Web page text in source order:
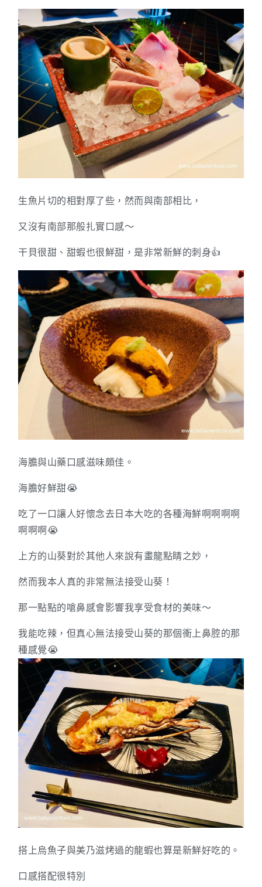
生魚片切的相對厚了些，然而與南部相比，
又沒有南部那般扎實口感～
干貝很甜、甜蝦也很鮮甜，是非常新鮮的刺身👍
海膽與山藥口感滋味頗佳。
海膽好鮮甜😭
吃了一口讓人好懷念去日本大吃的各種海鮮啊啊啊啊
啊啊啊😭
上方的山葵對於其他人來說有畫龍點睛之妙，
然而我本人真的非常無法接受山葵！
那一點點的嗆鼻感會影響我享受食材的美味～
我能吃辣，但真心無法接受山葵的那個衝上鼻腔的那
種感覺😭
搭上烏魚子與美乃滋烤過的龍蝦也算是新鮮好吃的。
口感搭配很特別